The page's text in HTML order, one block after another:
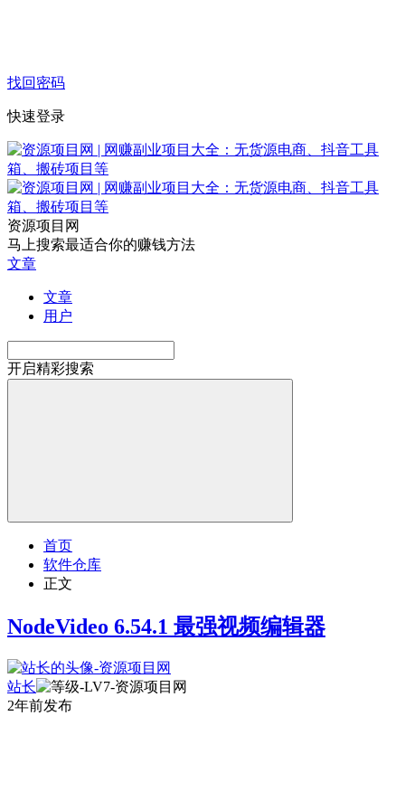
找回密码
快速登录
资源项目网
马上搜索最适合你的赚钱方法
文章
文章
用户
开启精彩搜索
首页
软件仓库
正文
NodeVideo 6.54.1 最强视频编辑器
站长
2年前发布